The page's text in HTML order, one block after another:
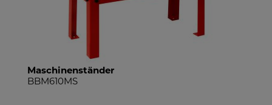
Maschinenständer
BBM610MS